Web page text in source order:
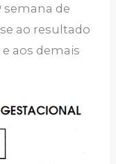
semana de
ao resultado
aos demais